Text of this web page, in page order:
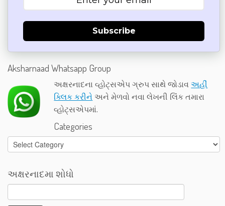
Subscribe
Aksharnaad Whatsapp Group
અક્ષરનાદના વ્હોટ્સએપ ગ્રુપ સાથે જોડાવઅહીં
ક્લિક કરીને અને મેળવો નવા લેખની લિંક તમારા
વ્હોટ્સએપમાં.
Categories
Categories
અક્ષરનાદમા શોધો